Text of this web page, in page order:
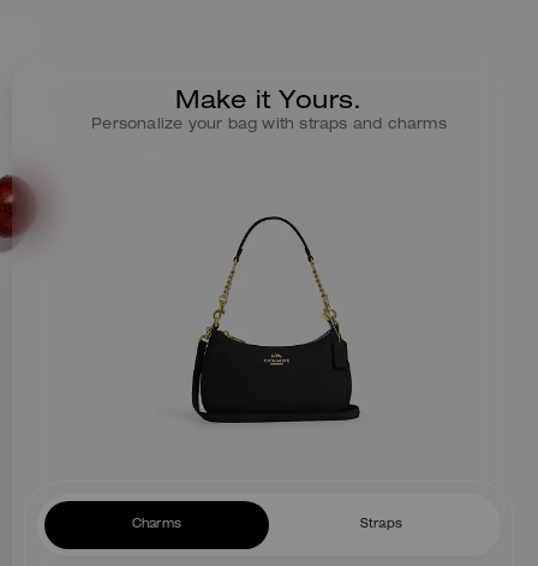
polyvalent sur l’épaule ou
croisé.
Make it Yours.
Personalize your bag with straps and charms
Charms Straps